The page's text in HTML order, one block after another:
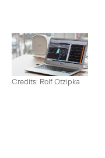
Credits: Rolf Otzipka